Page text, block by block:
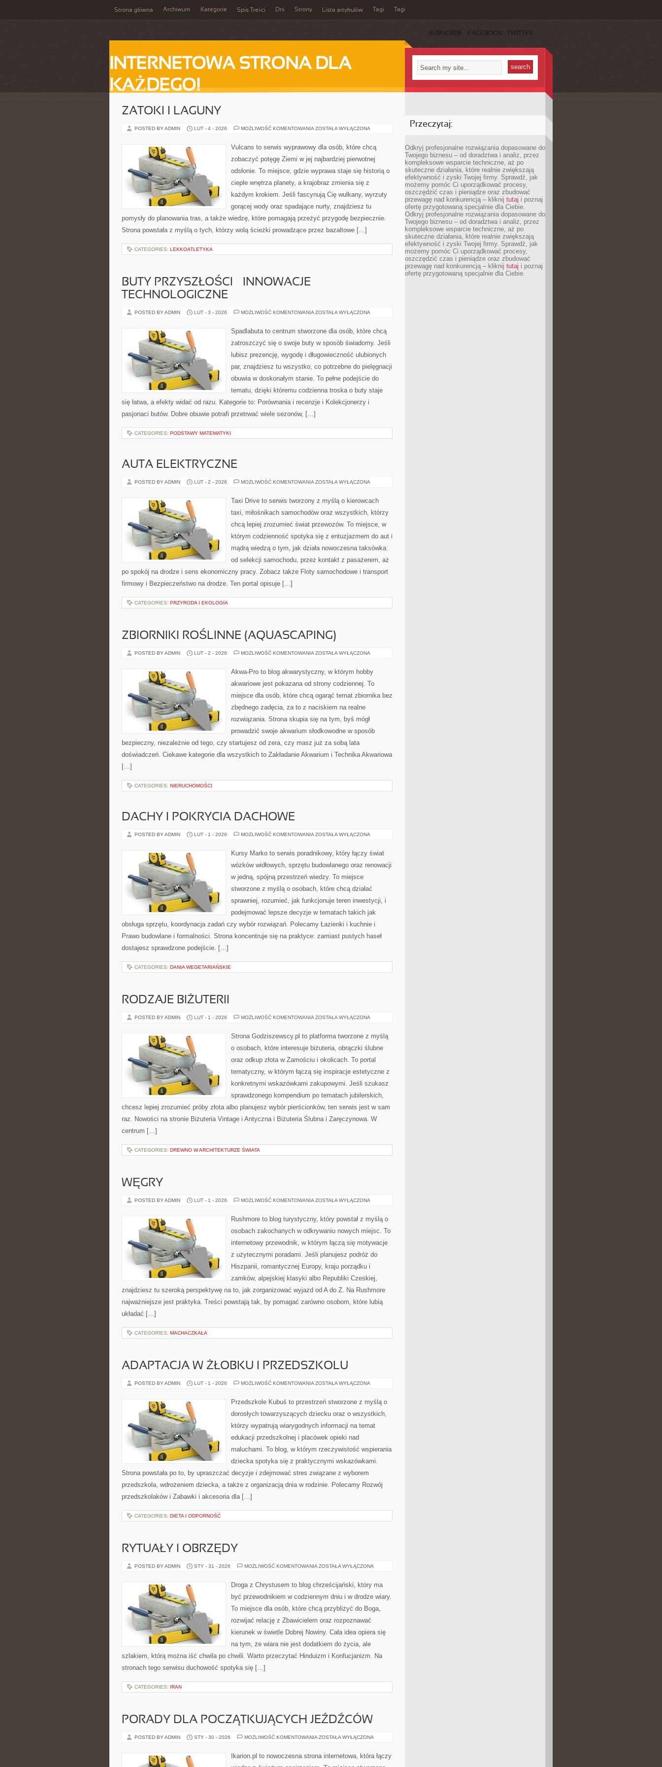
Strona główna Archiwum Kategorie Spis Treści Dni Strony Lista artykułów Tagi Tagi
SUBSCRIBE FACEBOOK TWITTER
INTERNETOWA STRONA DLA
KAŻDEGO!
ZATOKI I LAGUNY
POSTED BY ADMIN LUT - 4 - 2026 MOŻLIWOŚĆ KOMENTOWANIA ZATOKI
ZOSTAŁA WYŁĄCZONA
Vulcans to serwis wyprawowy dla osób, które chcą
zobaczyć potęgę Ziemi w jej najbardziej pierwotnej
odsłonie. To miejsce, gdzie wyprawa staje się historią o
cieple wnętrza planety, a krajobraz zmienia się z
każdym krokiem. Jeśli fascynują Cię wulkany, wyrzuty
gorącej wody oraz spadające nurty, znajdziesz tu
pomysły do planowania tras, a także wiedzę, które pomagają przeżyć przygodę bezpiecznie.
Strona powstała z myślą o tych, którzy wolą ścieżki prowadzące przez bazaltowe […]
CATEGORIES: LEKKOATLETYKA
BUTY PRZYSZŁOŚCI – INNOWACJE
TECHNOLOGICZNE
POSTED BY ADMIN LUT - 3 - 2026 MOŻLIWOŚĆ KOMENTOWANIA BUTY
INNOWACJE
TECHNOLOGICZNE
ZOSTAŁA WYŁĄCZONA
Spadlabuta to centrum stworzone dla osób, które chcą
zatroszczyć się o swoje buty w sposób świadomy. Jeśli
lubisz prezencję, wygodę i długowieczność ulubionych
par, znajdziesz tu wszystko, co potrzebne do pielęgnacji
obuwia w doskonałym stanie. To pełne podejście do
tematu, dzięki któremu codzienna troska o buty staje
się łatwa, a efekty widać od razu. Kategorie to: Porównania i recenzje i Kolekcjonerzy i
pasjonaci butów. Dobre obuwie potrafi przetrwać wiele sezonów, […]
CATEGORIES: PODSTAWY MATEMATYKI
AUTA ELEKTRYCZNE
POSTED BY ADMIN LUT - 2 - 2026 MOŻLIWOŚĆ KOMENTOWANIA AUTA
ZOSTAŁA WYŁĄCZONA
Taxi Drive to serwis tworzony z myślą o kierowcach
taxi, miłośnikach samochodów oraz wszystkich, którzy
chcą lepiej zrozumieć świat przewozów. To miejsce, w
którym codzienność spotyka się z entuzjazmem do aut i
mądrą wiedzą o tym, jak działa nowoczesna taksówka:
od selekcji samochodu, przez kontakt z pasażerem, aż
po spokój na drodze i sens ekonomiczny pracy. Zobacz także Floty samochodowe i transport
firmowy i Bezpieczeństwo na drodze. Ten portal opisuje […]
CATEGORIES: PRZYRODA I EKOLOGIA
ZBIORNIKI ROŚLINNE (AQUASCAPING)
POSTED BY ADMIN LUT - 2 - 2026 MOŻLIWOŚĆ KOMENTOWANIA ZBIORNIKI
ZOSTAŁA WYŁĄCZONA
Akwa-Pro to blog akwarystyczny, w którym hobby
akwariowe jest pokazana od strony codziennej. To
miejsce dla osób, które chcą ogarąć temat zbiornika bez
zbędnego zadęcia, za to z naciskiem na realne
rozwiązania. Strona skupia się na tym, byś mógł
prowadzić swoje akwarium słodkowodne w sposób
bezpieczny, niezależnie od tego, czy startujesz od zera, czy masz już za sobą lata
doświadczeń. Ciekawe kategorie dla wszystkich to Zakładanie Akwarium i Technika Akwariowa
[…]
CATEGORIES: NIERUCHOMOŚCI
DACHY I POKRYCIA DACHOWE
POSTED BY ADMIN LUT - 1 - 2026 MOŻLIWOŚĆ KOMENTOWANIA DACHY
DACHOWE
ZOSTAŁA WYŁĄCZONA
Kursy Marko to serwis poradnikowy, który łączy świat
wózków widłowych, sprzętu budowlanego oraz renowacji
w jedną, spójną przestrzeń wiedzy. To miejsce
stworzone z myślą o osobach, które chcą działać
sprawniej, rozumieć, jak funkcjonuje teren inwestycji, i
podejmować lepsze decyzje w tematach takich jak
obsługa sprzętu, koordynacja zadań czy wybór rozwiązań. Polecamy Łazienki i kuchnie i
Prawo budowlane i formalności. Strona koncentruje się na praktyce: zamiast pustych haseł
dostajesz sprawdzone podejście. […]
CATEGORIES: DANIA WEGETARIAŃSKIE
RODZAJE BIŻUTERII
POSTED BY ADMIN LUT - 1 - 2026 MOŻLIWOŚĆ KOMENTOWANIA RODZAJE
ZOSTAŁA WYŁĄCZONA
Strona Godziszewscy.pl to platforma tworzone z myślą
o osobach, które interesuje biżuteria, obrączki ślubne
oraz odkup złota w Zamościu i okolicach. To portal
tematyczny, w którym łączą się inspiracje estetyczne z
konkretnymi wskazówkami zakupowymi. Jeśli szukasz
sprawdzonego kompendium po tematach jubilerskich,
chcesz lepiej zrozumieć próby złota albo planujesz wybór pierścionków, ten serwis jest w sam
raz. Nowości na stronie Biżuteria Vintage i Antyczna i Biżuteria Ślubna i Zaręczynowa. W
centrum […]
CATEGORIES: DREWNO W ARCHITEKTURZE ŚWIATA
WĘGRY
POSTED BY ADMIN LUT - 1 - 2026 MOŻLIWOŚĆ KOMENTOWANIA WĘGRY
ZOSTAŁA WYŁĄCZONA
Rushmore to blog turystyczny, który powstał z myślą o
osobach zakochanych w odkrywaniu nowych miejsc. To
internetowy przewodnik, w którym łączą się motywacje
z użytecznymi poradami. Jeśli planujesz podróż do
Hiszpanii, romantycznej Europy, kraju porządku i
zamków, alpejskiej klasyki albo Republiki Czeskiej,
znajdziesz tu szeroką perspektywę na to, jak zorganizować wyjazd od A do Z. Na Rushmore
najważniejsze jest praktyka. Treści powstają tak, by pomagać zarówno osobom, które lubią
układać […]
CATEGORIES: MACHACZKAŁA
ADAPTACJA W ŻŁOBKU I PRZEDSZKOLU
POSTED BY ADMIN LUT - 1 - 2026 MOŻLIWOŚĆ KOMENTOWANIA ADAPTACJA
PRZEDSZKOLU
ZOSTAŁA WYŁĄCZONA
Przedszkole Kubuś to przestrzeń stworzone z myślą o
dorosłych towarzyszących dziecku oraz o wszystkich,
którzy wypatrują wiarygodnych informacji na temat
edukacji przedszkolnej i placówek opieki nad
maluchami. To blog, w którym rzeczywistość wspierania
dziecka spotyka się z praktycznymi wskazówkami.
Strona powstała po to, by upraszczać decyzje i zdejmować stres związane z wyborem
przedszkola, wdrożeniem dziecka, a także z organizacją dnia w rodzinie. Polecamy Rozwój
przedszkolaków i Zabawki i akcesoria dla […]
CATEGORIES: DIETA I ODPORNOŚĆ
RYTUAŁY I OBRZĘDY
POSTED BY ADMIN STY - 31 - 2026 MOŻLIWOŚĆ KOMENTOWANIA RYTUAŁY
ZOSTAŁA WYŁĄCZONA
Droga z Chrystusem to blog chrześcijański, który ma
być przewodnikiem w codziennym dniu i w drodze wiary.
To miejsce dla osób, które chcą przybliżyć do Boga,
rozwijać relację z Zbawicielem oraz rozpoznawać
kierunek w świetle Dobrej Nowiny. Cała idea opiera się
na tym, że wiara nie jest dodatkiem do życia, ale
szlakiem, którą można iść chwila po chwili. Warto przeczytać Hinduizm i Konfucjanizm. Na
stronach tego serwisu duchowość spotyka się […]
CATEGORIES: IRAN
PORADY DLA POCZĄTKUJĄCYCH JEŹDŹCÓW
POSTED BY ADMIN STY - 30 - 2026 MOŻLIWOŚĆ KOMENTOWANIA PORADY
JEŹDŹCÓW
ZOSTAŁA WYŁĄCZONA
Ikarion.pl to nowoczesna strona internetowa, która łączy
Przeczytaj:
Odkryj profesjonalne rozwiązania dopasowane do
Twojego biznesu – od doradztwa i analiz, przez
kompleksowe wsparcie techniczne, aż po
skuteczne działania, które realnie zwiększają
efektywność i zyski Twojej firmy. Sprawdź, jak
możemy pomóc Ci uporządkować procesy,
oszczędzić czas i pieniądze oraz zbudować
przewagę nad konkurencją – kliknij tutaj i poznaj
ofertę przygotowaną specjalnie dla Ciebie.
Odkryj profesjonalne rozwiązania dopasowane do
Twojego biznesu – od doradztwa i analiz, przez
kompleksowe wsparcie techniczne, aż po
skuteczne działania, które realnie zwiększają
efektywność i zyski Twojej firmy. Sprawdź, jak
możemy pomóc Ci uporządkować procesy,
oszczędzić czas i pieniądze oraz zbudować
przewagę nad konkurencją – kliknij tutaj i poznaj
ofertę przygotowaną specjalnie dla Ciebie.